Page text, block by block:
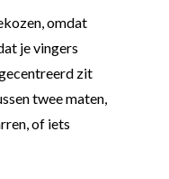
omdat
je vingers
zit
twee maten,
of iets